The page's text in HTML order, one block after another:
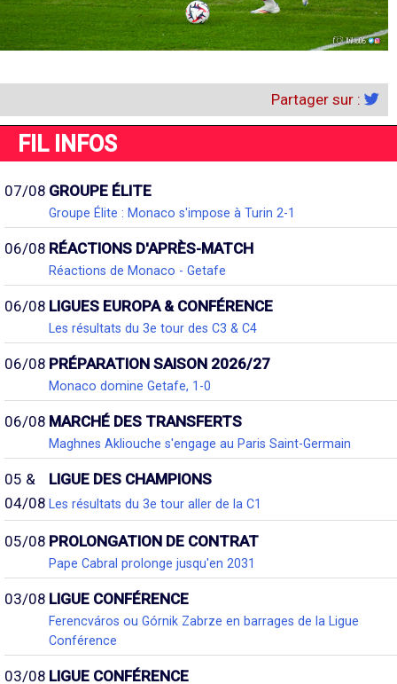
Partager sur :
FIL INFOS
07/08 GROUPE ÉLITE
Groupe Élite : Monaco s'impose à Turin 2-1
06/08 RÉACTIONS D'APRÈS-MATCH
Réactions de Monaco - Getafe
06/08 LIGUES EUROPA & CONFÉRENCE
Les résultats du 3e tour des C3 & C4
06/08 PRÉPARATION SAISON 2026/27
Monaco domine Getafe, 1-0
06/08 MARCHÉ DES TRANSFERTS
Maghnes Akliouche s'engage au Paris Saint-Germain
05 &
04/08
LIGUE DES CHAMPIONS
Les résultats du 3e tour aller de la C1
05/08 PROLONGATION DE CONTRAT
Pape Cabral prolonge jusqu'en 2031
03/08 LIGUE CONFÉRENCE
Ferencváros ou Górnik Zabrze en barrages de la Ligue
Conférence
03/08 LIGUE CONFÉRENCE